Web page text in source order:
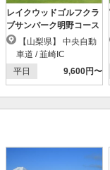
レイクウッドゴルフクラ
ブサンパーク明野コース
車道 / 韮崎IC
平日
9,600円〜